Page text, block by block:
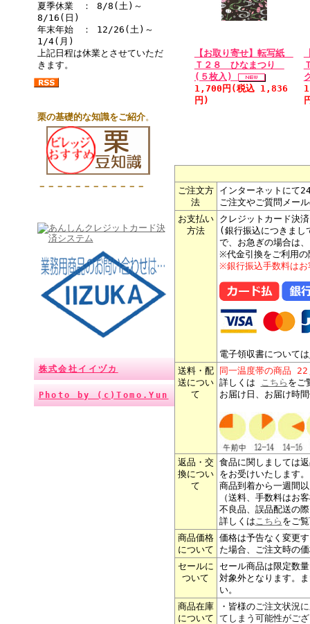
夏季休業 ： 8/8(土)～
8/16(日)
年末年始 ： 12/26(土)～
1/4(月)
上記日程は休業とさせていただ
きます。
栗の基礎的な知識をご紹介。
－－－－－－－－－－－－
株式会社イイヅカ
Photo by (c)Tomo.Yun
【お取り寄せ】転写紙
Ｔ２８ ひなまつり
(５枚入)
1,700円(税込 1,836
円)
ご注文方
法
インターネットにて
ご注文やご質問メー
お支払い
方法
クレジットカード決
(銀行振込につきまし
で、お急ぎの場合は
※代金引換をご利用の
※銀行振込手数料はお
電子領収書については
送料・配
送につい
て
同一温度帯の商品
詳しくは こちら をご
お届け日、お届け時
返品・交
換につい
て
食品に関しましては
をお受けいたします。
商品到着から一週間
（送料、手数料はお
不良品、誤品配送の
詳しくはこちら をご
商品価格
について
価格は予告なく変更
た場合、ご注文時の
セールに
ついて
セール商品は限定数
対象外となります。
い。
商品在庫
について
・皆様のご注文状況
てしまう可能性がご